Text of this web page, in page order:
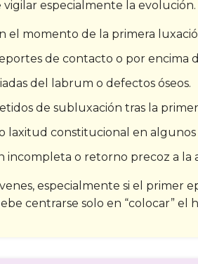
vigilar especialmente la evolución.
el momento de la primera
de contacto o por encima
del labrum o defectos óseos.
de subluxación tras la
laxitud constitucional en algunos
incompleta o retorno precoz a la
especialmente si el primer
centrarse solo en “colocar” el